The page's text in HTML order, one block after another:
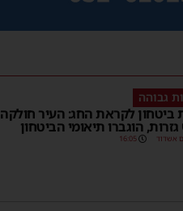
גבוהה
ביטחון לקראת החג: העיר חולקה
הוגברו תיאומי הביטחון
אשדוד 16:05